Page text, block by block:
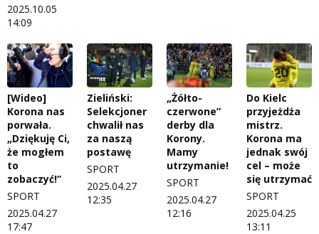
2025.10.05
14:09
[Wideo]
Korona nas
porwała.
„Dziękuję Ci,
że mogłem
to
zobaczyć!”
SPORT
2025.04.27
17:47
Zieliński:
Selekcjoner
chwalił nas
za naszą
postawę
SPORT
2025.04.27
12:35
„Żółto-
czerwone”
derby dla
Korony.
Mamy
utrzymanie!
SPORT
2025.04.27
12:16
Do Kielc
przyjeżdża
mistrz.
Korona ma
jednak swój
cel – może
się utrzymać
SPORT
2025.04.25
13:11